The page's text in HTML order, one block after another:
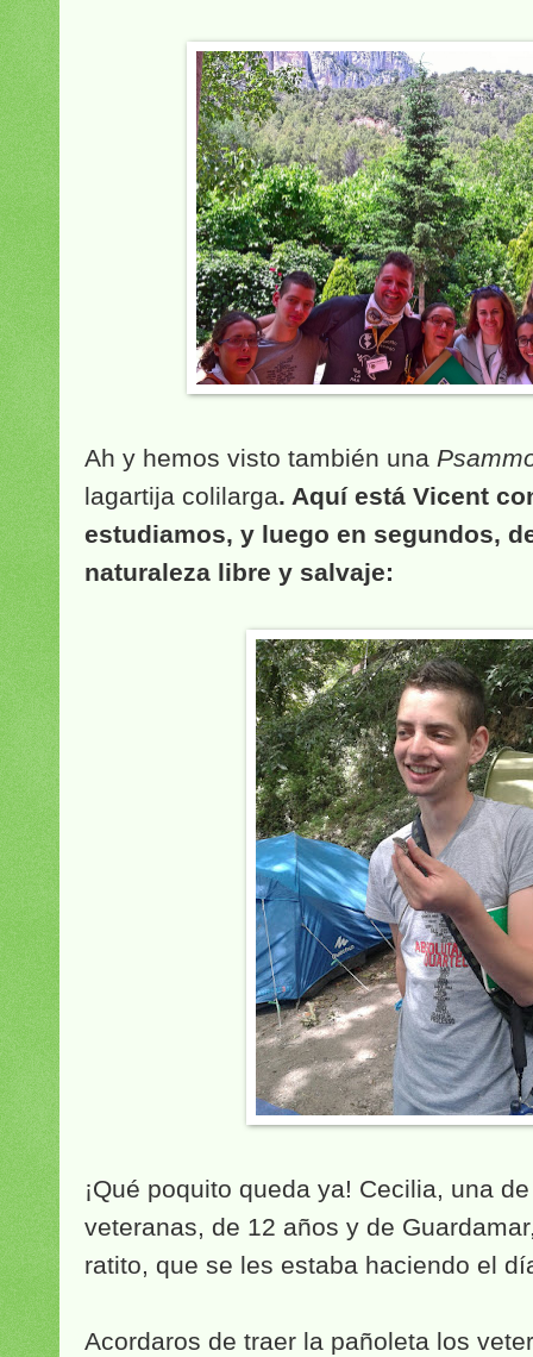
Ah y hemos visto también una
lagartija colilarga. Aquí está Vicent
estudiamos, y luego en segundos,
naturaleza libre y salvaje:
¡Qué poquito queda ya! Cecilia, una
veteranas, de 12 años y de
ratito, que se les estaba haciendo el
Acordaros de traer la pañoleta los